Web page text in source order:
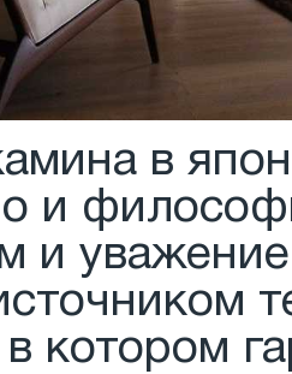
в
и
и
в котором